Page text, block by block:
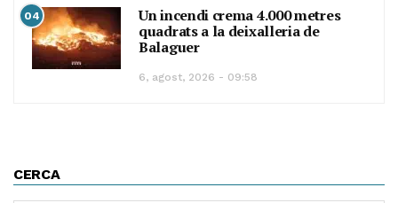
04
Un incendi crema 4.000 metres
quadrats a la deixalleria de
Balaguer
6, agost, 2026 - 09:58
CERCA